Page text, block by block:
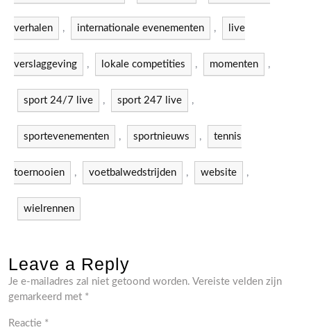
verhalen , internationale evenementen , live
verslaggeving , lokale competities , momenten ,
sport 24/7 live , sport 247 live ,
sportevenementen , sportnieuws , tennis
toernooien , voetbalwedstrijden , website ,
wielrennen
Leave a Reply
Je e-mailadres zal niet getoond worden. Vereiste velden zijn
gemarkeerd met *
Reactie *